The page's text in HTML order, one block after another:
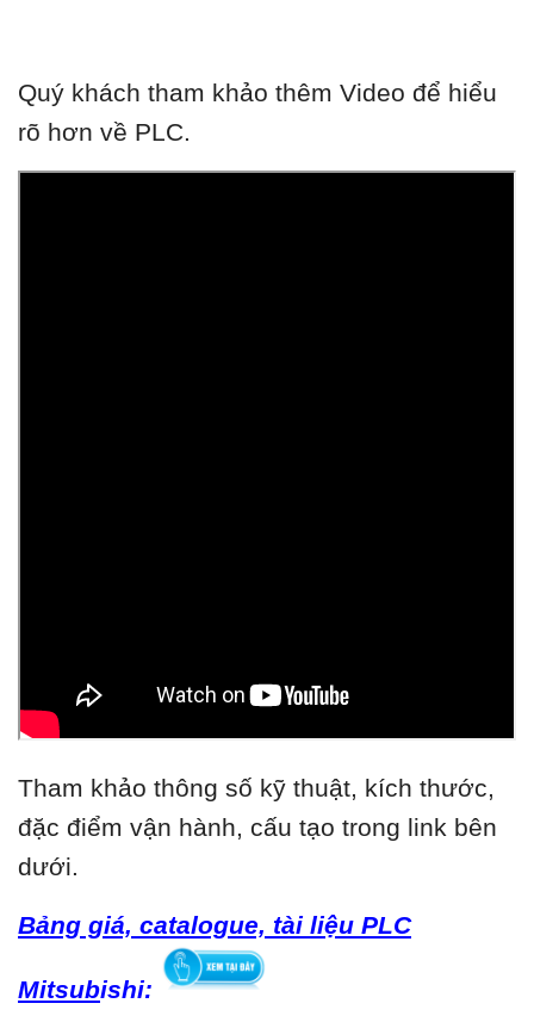
Quý khách tham khảo thêm Video để hiểu
rõ hơn về PLC.
Tham khảo thông số kỹ thuật, kích thước,
đặc điểm vận hành, cấu tạo trong link bên
dưới.
Bảng giá, catalogue, tài liệu PLC
Mitsubishi: